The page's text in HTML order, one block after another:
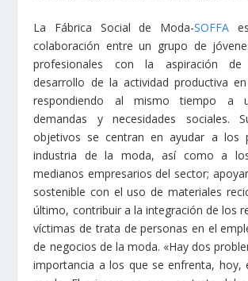
La Fábrica Social de Moda-SOFFA
colaboración entre un grupo de
profesionales con la aspiración
desarrollo de la actividad productiva
respondiendo al mismo tiempo a
demandas y necesidades sociales.
objetivos se centran en ayudar a los
industria de la moda, así como a
medianos empresarios del sector;
sostenible con el uso de materiales
último, contribuir a la integración de los
víctimas de trata de personas en el
de negocios de la moda. «Hay dos
importancia a los que se enfrenta, hoy,